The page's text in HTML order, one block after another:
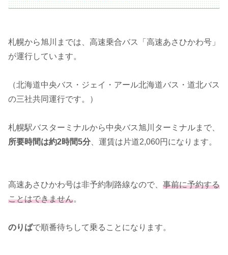
札幌から旭川までは、高速乗合バス「高速あさひかわ号」
が運行しています。
（北海道中央バス・ジェイ・アール北海道バス・道北バス
の三社共同運行です。）
札幌駅バスターミナルから中央バス旭川ターミナルまで、
所要時間は約2時間5分、運賃は片道2,060円になります。
高速あさひかわ号は非予約制路線なので、 事前に予約する
ことはできません。
のりばで順番待ちして乗ることになります。